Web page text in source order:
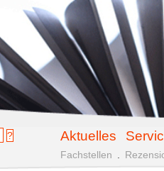
Aktuelles
Fachstellen